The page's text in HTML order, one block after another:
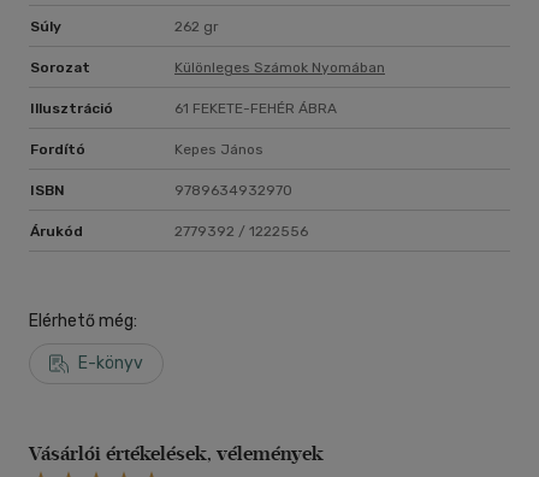
Súly 262 gr
Sorozat Különleges Számok Nyomában
Illusztráció 61 FEKETE-FEHÉR ÁBRA
Fordító Kepes János
ISBN 9789634932970
Árukód 2779392 / 1222556
Elérhető még:
E-könyv
Vásárlói értékelések, vélemények